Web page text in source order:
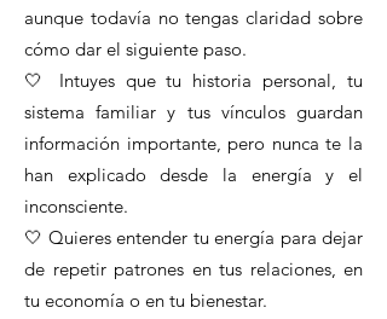
aunque todavía no tengas claridad sobre
cómo dar el siguiente paso.
🤍 Intuyes que tu historia personal, tu
sistema familiar y tus vínculos guardan
información importante, pero nunca te la
han explicado desde la energía y el
inconsciente.
🤍 Quieres entender tu energía para dejar
de repetir patrones en tus relaciones, en
tu economía o en tu bienestar.